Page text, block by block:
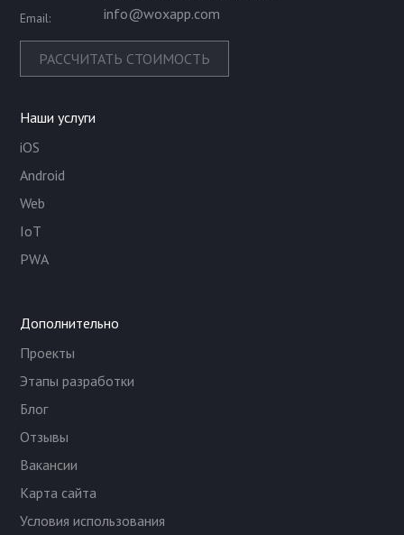
Email: info@woxapp.com
РАСCЧИТАТЬ СТОИМОСТЬ
Наши услуги
iOS
Android
Web
IoT
PWA
Дополнительно
Проекты
Этапы разработки
Блог
Отзывы
Вакансии
Карта сайта
Условия использования